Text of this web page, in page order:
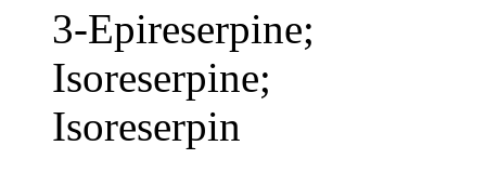
3-Epireserpine;
Isoreserpine;
Isoreserpin